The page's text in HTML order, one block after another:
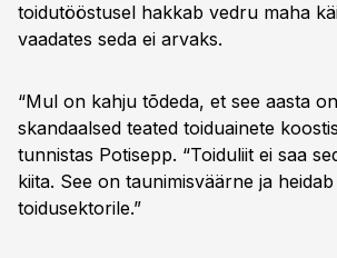
toidutööstusel hakkab vedru maha
vaadates seda ei arvaks.
“Mul on kahju tõdeda, et see aasta
skandaalsed teated toiduainete
tunnistas Potisepp. “Toiduliit ei saa
kiita. See on taunimisväärne ja
toidusektorile.”